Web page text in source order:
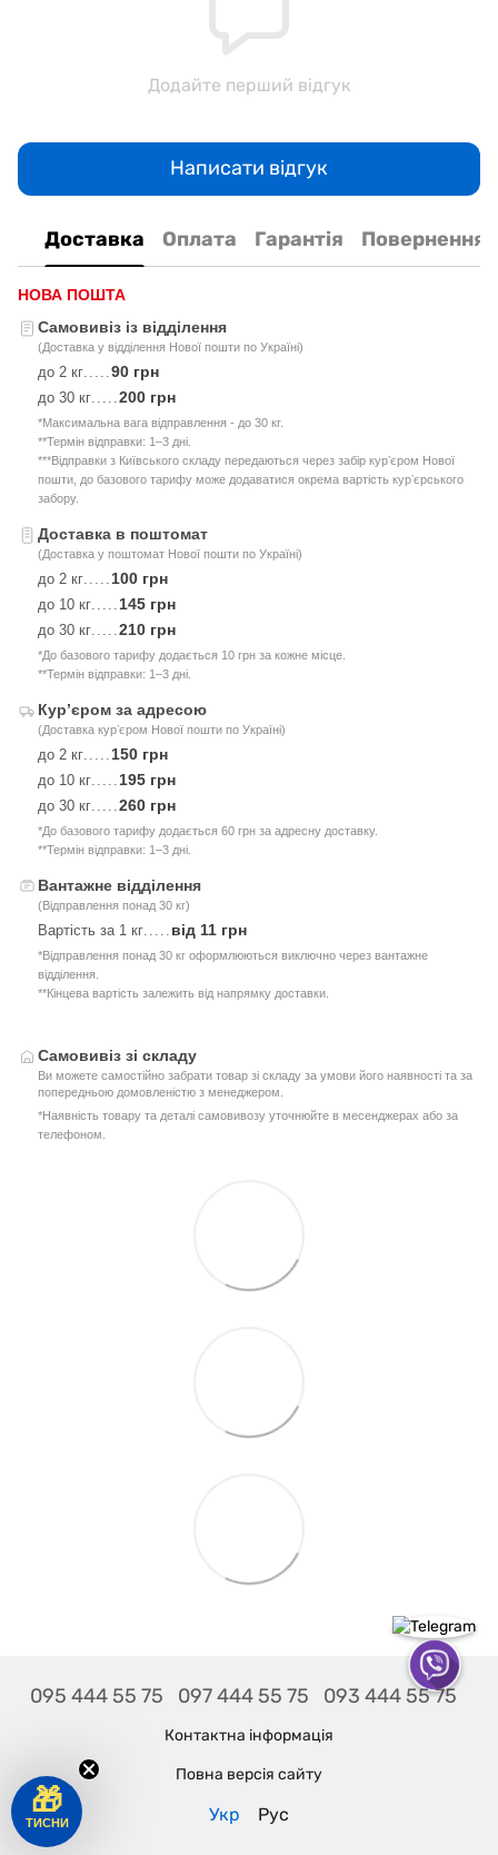
Додайте перший відгук
Написати відгук
Доставка Оплата Гарантія Повернення
НОВА ПОШТА
Самовивіз із відділення
(Доставка у відділення Нової пошти по Україні)
до 2 кг 90 грн
до 30 кг 200 грн
*Максимальна вага відправлення - до 30 кг.
**Термін відправки: 1–3 дні.
***Відправки з Київського складу передаються через забір курʼєром Нової
пошти, до базового тарифу може додаватися окрема вартість курʼєрського
забору.
Доставка в поштомат
(Доставка у поштомат Нової пошти по Україні)
до 2 кг 100 грн
до 10 кг 145 грн
до 30 кг 210 грн
*До базового тарифу додається 10 грн за кожне місце.
**Термін відправки: 1–3 дні.
Курʼєром за адресою
(Доставка курʼєром Нової пошти по Україні)
до 2 кг 150 грн
до 10 кг 195 грн
до 30 кг 260 грн
*До базового тарифу додається 60 грн за адресну доставку.
**Термін відправки: 1–3 дні.
Вантажне відділення
(Відправлення понад 30 кг)
Вартість за 1 кг від 11 грн
*Відправлення понад 30 кг оформлюються виключно через вантажне
відділення.
**Кінцева вартість залежить від напрямку доставки.
Самовивіз зі складу
Ви можете самостійно забрати товар зі складу за умови його наявності та за
попередньою домовленістю з менеджером.
*Наявність товару та деталі самовивозу уточнюйте в месенджерах або за
телефоном.
095 444 55 75 097 444 55 75 093 444 55 75
Контактна інформація
Повна версія сайту
Укр Рус
🎁
ТИСНИ